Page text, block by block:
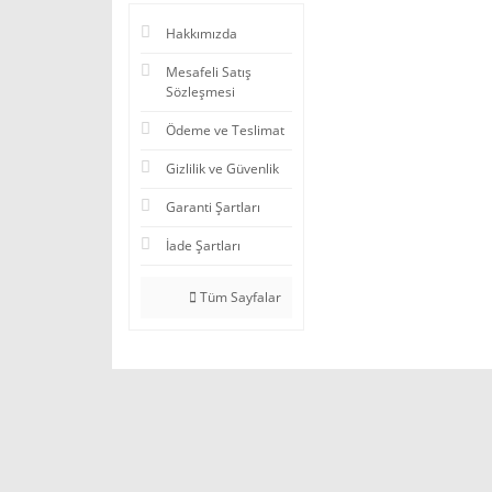
Hakkımızda
Mesafeli Satış
Sözleşmesi
Ödeme ve Teslimat
Gizlilik ve Güvenlik
Garanti Şartları
İade Şartları
Tüm Sayfalar